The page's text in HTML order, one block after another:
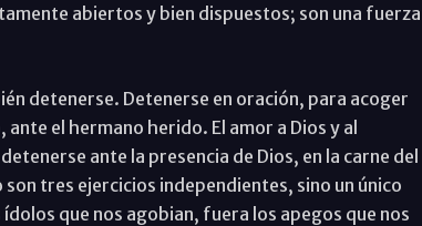
abiertos y bien dispuestos; son una fuerza
detenerse. Detenerse en oración, para acoger
el hermano herido. El amor a Dios y al
ante la presencia de Dios, en la carne del
tres ejercicios independientes, sino un único
que nos agobian, fuera los apegos que nos